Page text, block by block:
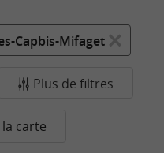
Capbis-Mifaget
Plus de filtres
carte